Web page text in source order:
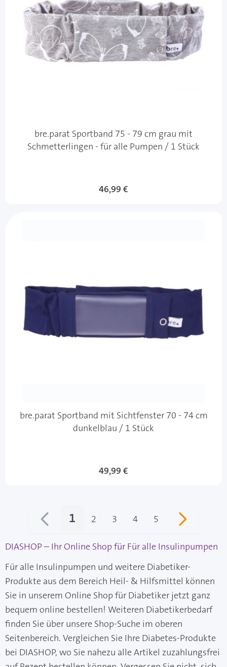
bre.parat Sportband 75 - 79 cm grau mit
Schmetterlingen - für alle Pumpen / 1 Stück
46,99 €
bre.parat Sportband mit Sichtfenster 70 - 74 cm
dunkelblau / 1 Stück
49,99 €
Sie lesen gerade Seite
1 Seite
2 Seite
3 Seite
4 Seite
5
DIASHOP – Ihr Online Shop für Für alle Insulinpumpen
Für alle Insulinpumpen und weitere Diabetiker-
Produkte aus dem Bereich Heil- & Hilfsmittel können
Sie in unserem Online Shop für Diabetiker jetzt ganz
bequem online bestellen! Weiteren Diabetikerbedarf
finden Sie über unsere Shop-Suche im oberen
Seitenbereich. Vergleichen Sie Ihre Diabetes-Produkte
bei DIASHOP, wo Sie nahezu alle Artikel zuzahlungsfrei